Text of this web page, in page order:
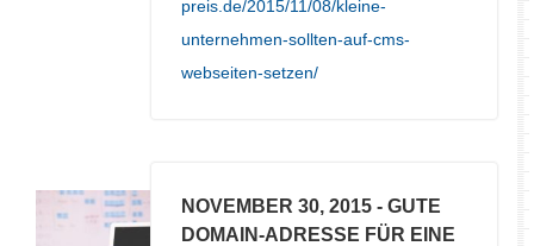
preis.de/2015/11/08/kleine-
unternehmen-sollten-auf-cms-
webseiten-setzen/
NOVEMBER 30, 2015 - GUTE
DOMAIN-ADRESSE FÜR EINE